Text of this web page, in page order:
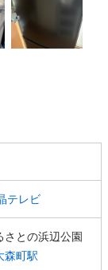
テレビ
さとの浜辺公園
森町駅